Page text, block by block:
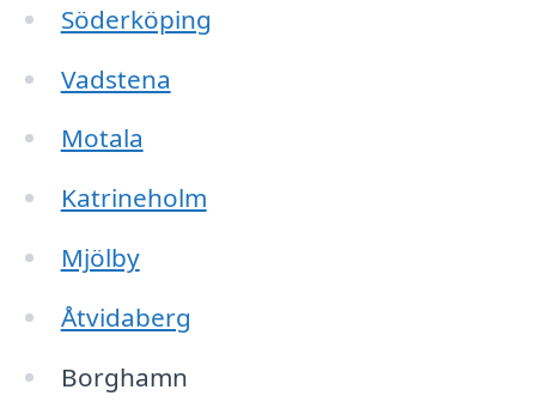
Söderköping
Vadstena
Motala
Katrineholm
Mjölby
Åtvidaberg
Borghamn